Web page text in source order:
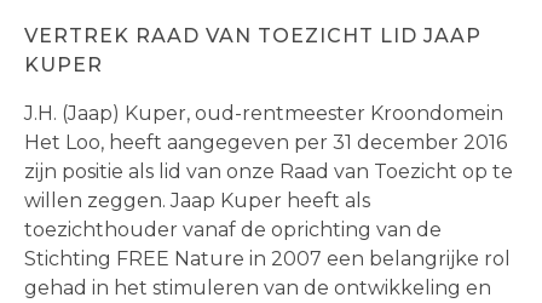
VERTREK RAAD VAN TOEZICHT LID JAAP
KUPER
J.H. (Jaap) Kuper, oud-rentmeester Kroondomein
Het Loo, heeft aangegeven per 31 december 2016
zijn positie als lid van onze Raad van Toezicht op te
willen zeggen. Jaap Kuper heeft als
toezichthouder vanaf de oprichting van de
Stichting FREE Nature in 2007 een belangrijke rol
gehad in het stimuleren van de ontwikkeling en